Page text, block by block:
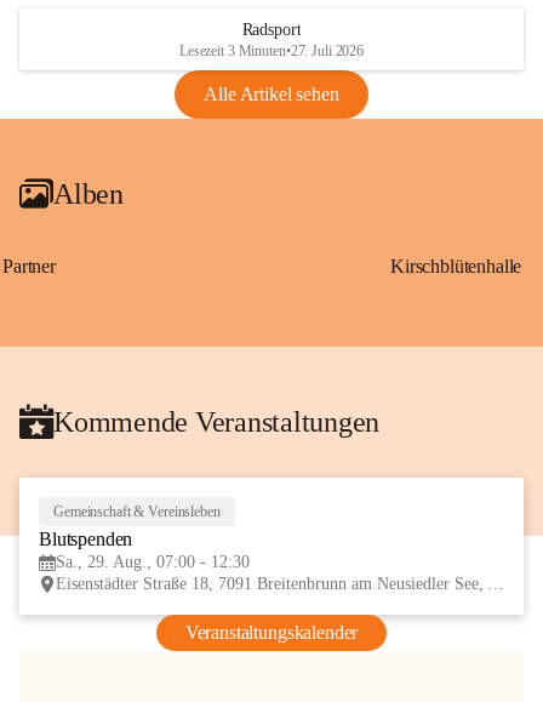
VBl. EU Nr. 18_2026
Radsport
Lesezeit 3 Minuten•27. Juli 2026
Alle Artikel sehen
Alben
Partner Kirschblütenhalle
Kommende Veranstaltungen
Gemeinschaft & Vereinsleben
Blutspenden
Sa., 29. Aug., 07:00 - 12:30
Eisenstädter Straße 18, 7091 Breitenbrunn am Neusiedler See, AUT
Veranstaltungskalender